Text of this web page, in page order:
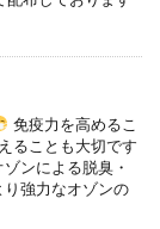
免疫力を高めるこ
ることも大切です
ンによる脱臭・
り強力なオゾンの